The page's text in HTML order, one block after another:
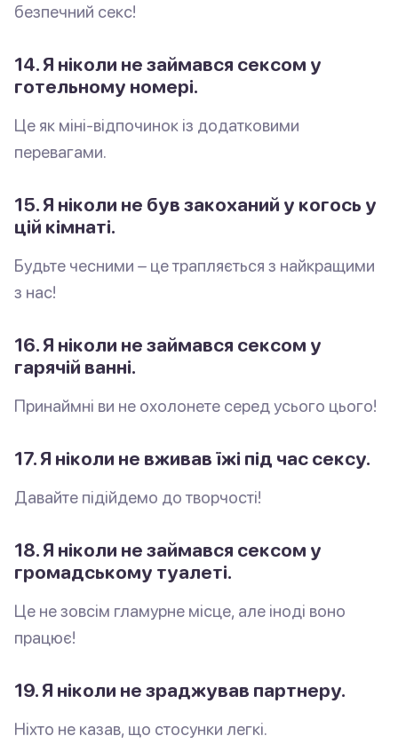
безпечний секс!
14. Я ніколи не займався сексом у
готельному номері.
Це як міні-відпочинок із додатковими
перевагами.
15. Я ніколи не був закоханий у когось у
цій кімнаті.
Будьте чесними – це трапляється з найкращими
з нас!
16. Я ніколи не займався сексом у
гарячій ванні.
Принаймні ви не охолонете серед усього цього!
17. Я ніколи не вживав їжі під час сексу.
Давайте підійдемо до творчості!
18. Я ніколи не займався сексом у
громадському туалеті.
Це не зовсім гламурне місце, але іноді воно
працює!
19. Я ніколи не зраджував партнеру.
Ніхто не казав, що стосунки легкі.